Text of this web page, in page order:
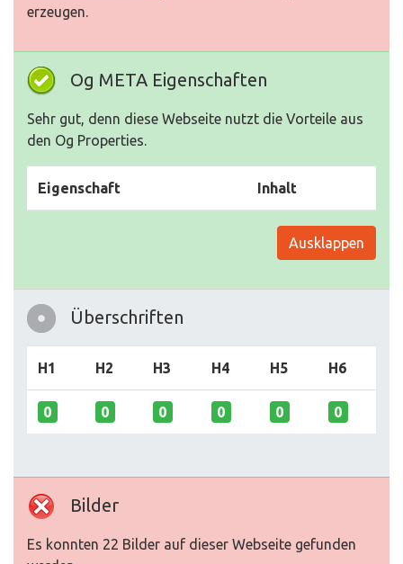
erzeugen.
Og META Eigenschaften
Sehr gut, denn diese Webseite nutzt die Vorteile aus
den Og Properties.
Eigenschaft Inhalt
Ausklappen
Überschriften
H1 H2 H3 H4 H5 H6
0 0 0 0 0 0
Bilder
Es konnten 22 Bilder auf dieser Webseite gefunden